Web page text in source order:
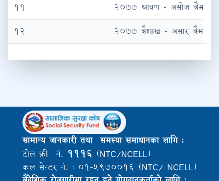
११
२०७७ श्रावण - असोज त्रैमासिक
१२
२०७७ बैशाख - असार त्रैमासिक
सामान्य जानकारी तथा समस्या समाधानका लागि :
टोल फ्री नं. १११६ (NTC/NCELL)
कल सेन्टर नं. : ०१-५९७००१६ (NTC/ NCELL)